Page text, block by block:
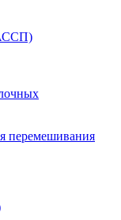
перемешивания